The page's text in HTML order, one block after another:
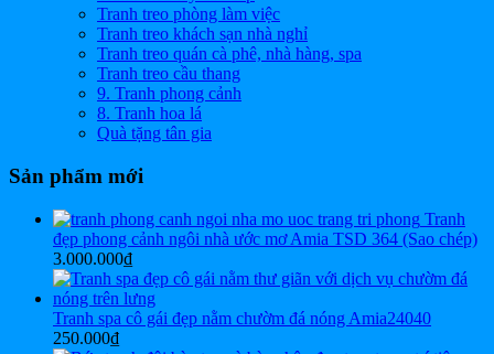
Tranh treo phòng làm việc
Tranh treo khách sạn nhà nghỉ
Tranh treo quán cà phê, nhà hàng, spa
Tranh treo cầu thang
9. Tranh phong cảnh
8. Tranh hoa lá
Quà tặng tân gia
Sản phẩm mới
Tranh
đẹp phong cảnh ngôi nhà ước mơ Amia TSD 364 (Sao chép)
3.000.000₫
Tranh spa cô gái đẹp nằm chườm đá nóng Amia24040
250.000₫